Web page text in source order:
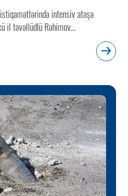
intensiv atəşə
il təvəllüdlü Rəhimov...